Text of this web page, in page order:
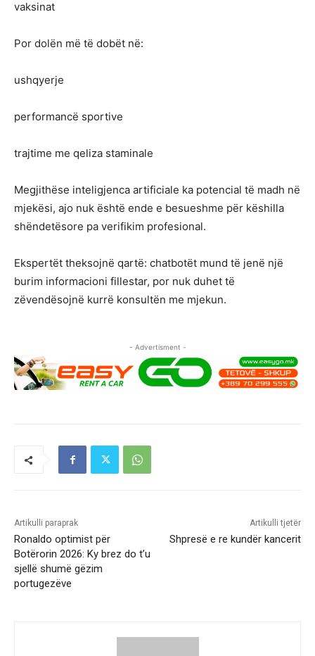
vaksinat
Por dolën më të dobët në:
ushqyerje
performancë sportive
trajtime me qeliza staminale
Megjithëse inteligjenca artificiale ka potencial të madh në
mjekësi, ajo nuk është ende e besueshme për këshilla
shëndetësore pa verifikim profesional.
Ekspertët theksojnë qartë: chatbotët mund të jenë një
burim informacioni fillestar, por nuk duhet të
zëvendësojnë kurrë konsultën me mjekun.
- Advertisment -
Artikulli paraprak
Ronaldo optimist për
Botërorin 2026: Ky brez do t’u
sjellë shumë gëzim
portugezëve
Artikulli tjetër
Shpresë e re kundër kancerit